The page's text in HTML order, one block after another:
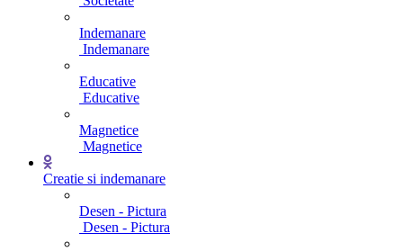
Indemanare
Indemanare
Educative
Educative
Magnetice
Magnetice
Creatie si indemanare
Desen - Pictura
Desen - Pictura